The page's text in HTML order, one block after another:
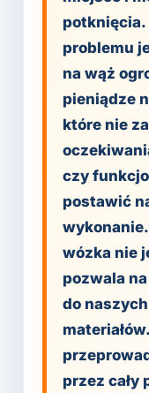
potknięcia.
problemu
na wąż
pieniądze
które nie
czy
postawić
wózka nie
pozwala
do
przez cały